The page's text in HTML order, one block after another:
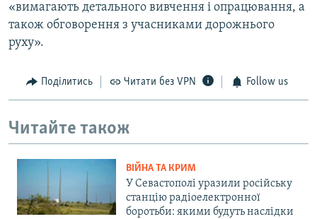
«вимагають детального вивчення і опрацювання, а
також обговорення з учасниками дорожнього
руху».
Поділитись Читати без VPN Follow us
Читайте також
ВІЙНА ТА КРИМ
У Севастополі уразили російську
станцію радіоелектронної
боротьби: якими будуть наслідки